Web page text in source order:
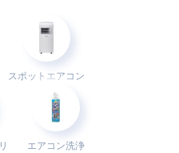
スポット エアコン
エアコン洗浄